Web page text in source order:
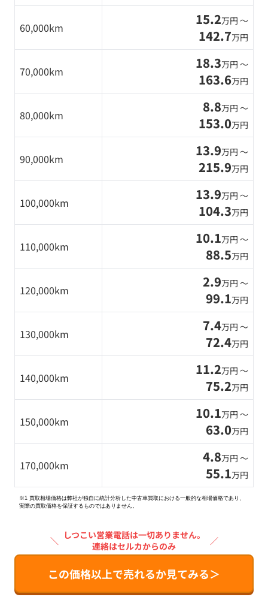
60,000km 15.2万円 〜
142.7万円
70,000km 18.3万円 〜
163.6万円
80,000km 8.8万円 〜
153.0万円
90,000km 13.9万円 〜
215.9万円
100,000km 13.9万円 〜
104.3万円
110,000km 10.1万円 〜
88.5万円
120,000km 2.9万円 〜
99.1万円
130,000km 7.4万円 〜
72.4万円
140,000km 11.2万円 〜
75.2万円
150,000km 10.1万円 〜
63.0万円
170,000km 4.8万円 〜
55.1万円
※1 買取相場価格は弊社が独自に統計分析した中古車買取における一般的な相場価格であり、
実際の買取価格を保証するものではありません。
＼ しつこい営業電話は一切ありません。
連絡はセルカからのみ
／
この価格以上で売れるか見てみる＞